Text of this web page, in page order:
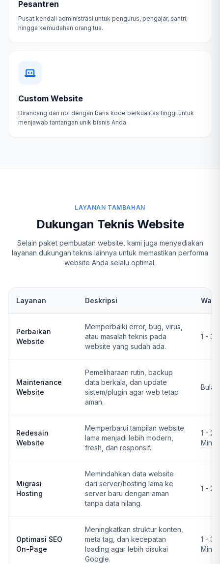
Pesantren
Pusat kendali administrasi untuk pengurus, pengajar, santri,
hingga kemudahan orang tua.
Custom Website
Dirancang dari nol dengan baris kode berkualitas tinggi untuk
menjawab tantangan unik bisnis Anda.
LAYANAN TAMBAHAN
Dukungan Teknis Website
Selain paket pembuatan website, kami juga menyediakan
layanan dukungan teknis lainnya untuk memastikan performa
website Anda selalu optimal.
Layanan Deskripsi
Perbaikan
Website
Memperbaiki error, bug, virus,
atau masalah teknis pada
website yang sudah ada.
1 - 3
Maintenance
Website
Pemeliharaan rutin, backup
data berkala, dan update
sistem/plugin agar web tetap
aman.
Redesain
Website
Memperbarui tampilan website
lama menjadi lebih modern,
fresh, dan responsif.
1 - 2
Migrasi
Hosting
Memindahkan data website
dari server/hosting lama ke
server baru dengan aman
tanpa data hilang.
1 - 2
Optimasi SEO
On-Page
Meningkatkan struktur konten,
meta tag, dan kecepatan
loading agar lebih disukai
Google.
1 - 3